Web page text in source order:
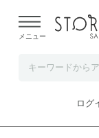
よる配送遅延が発
メニュー
ご指定のアイテム
トップへ戻る
ログ